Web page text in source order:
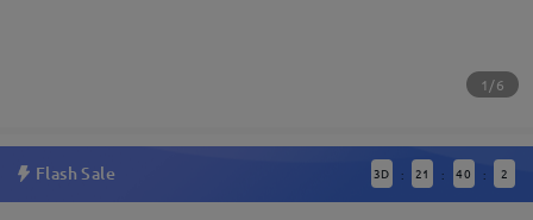
1/6
Flash Sale 3D : 21 : 40 : 2